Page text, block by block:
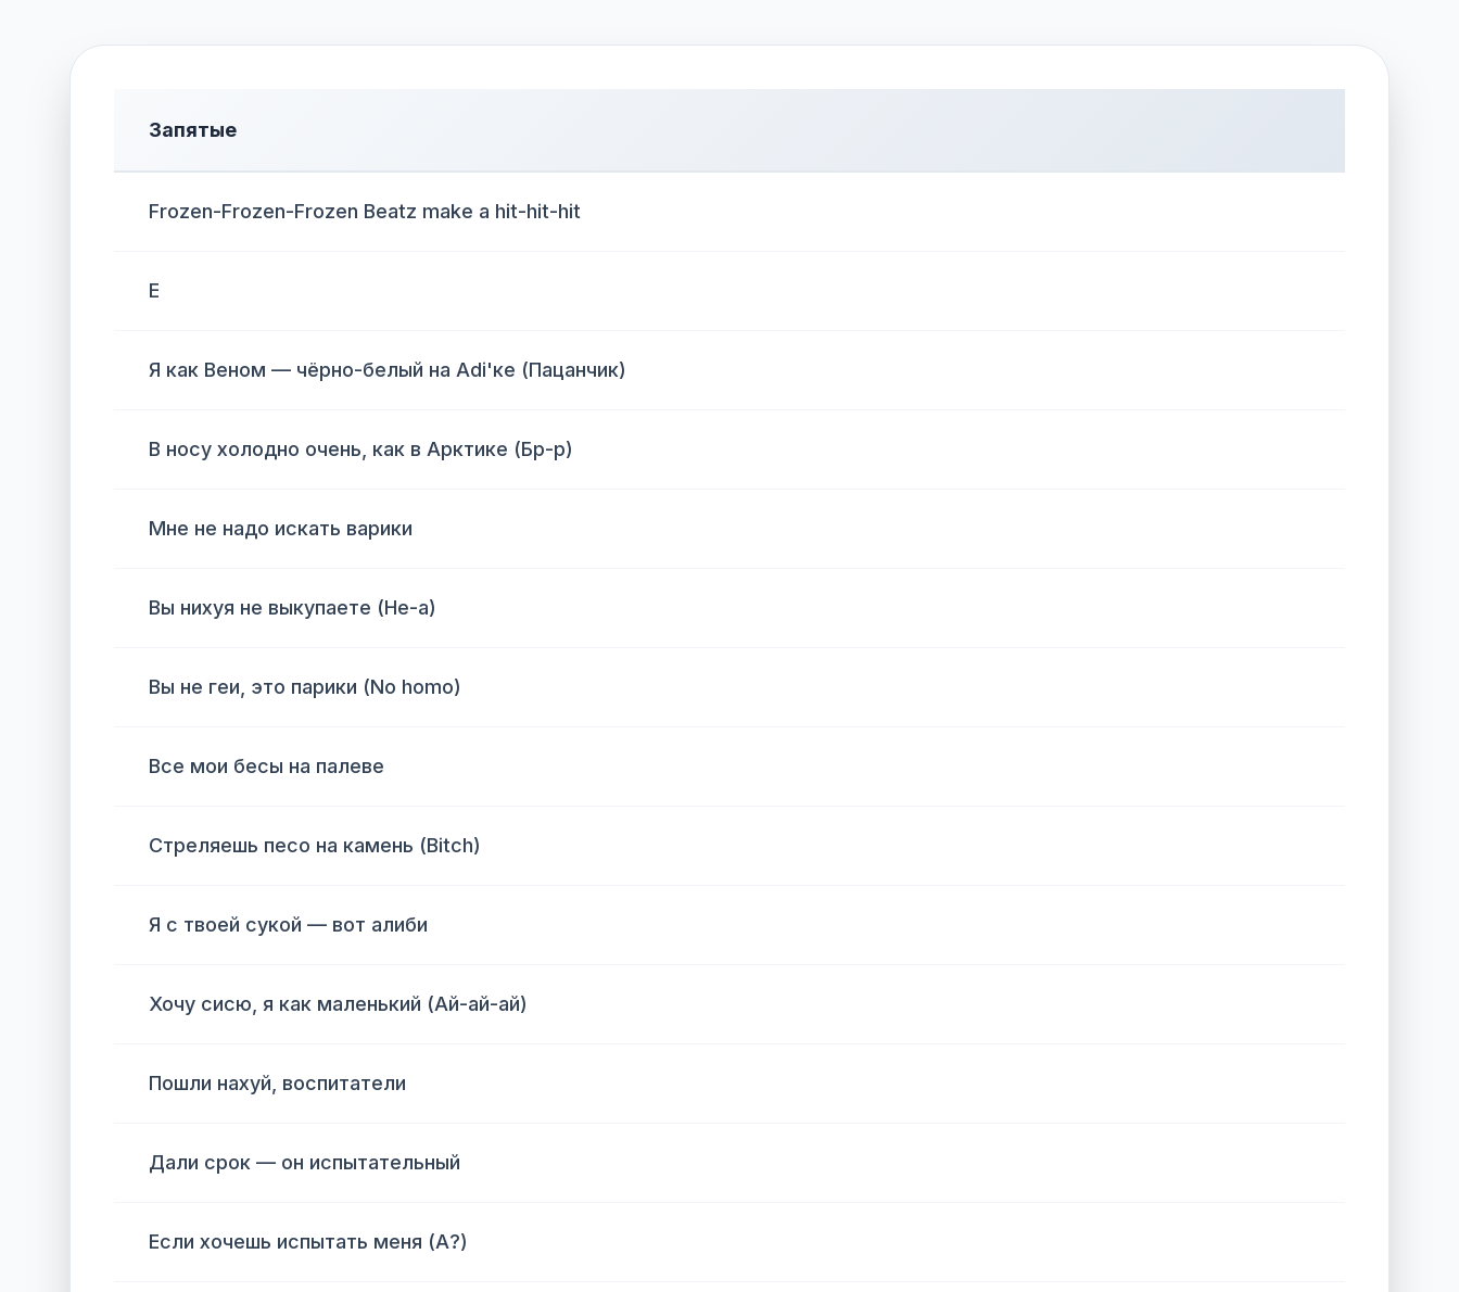
Запятые
Frozen-Frozen-Frozen Beatz make a hit-hit-hit
Е
Я как Веном — чёрно-белый на Adi'ке (Пацанчик)
В носу холодно очень, как в Арктике (Бр-р)
Мне не надо искать варики
Вы нихуя не выкупаете (Не-а)
Вы не геи, это парики (No homo)
Все мои бесы на палеве
Стреляешь песо на камень (Bitch)
Я с твоей сукой — вот алиби
Хочу сисю, я как маленький (Ай-ай-ай)
Пошли нахуй, воспитатели
Дали срок — он испытательный
Если хочешь испытать меня (А?)